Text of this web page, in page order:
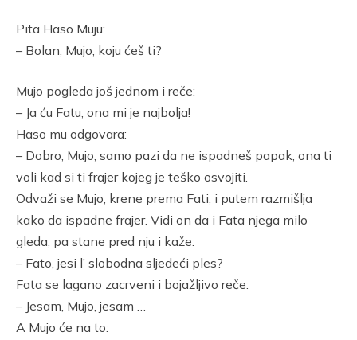
Pita Haso Muju:
– Bolan, Mujo, koju ćeš ti?
Mujo pogleda još jednom i reče:
– Ja ću Fatu, ona mi je najbolja!
Haso mu odgovara:
– Dobro, Mujo, samo pazi da ne ispadneš papak, ona ti
voli kad si ti frajer kojeg je teško osvojiti.
Odvaži se Mujo, krene prema Fati, i putem razmišlja
kako da ispadne frajer. Vidi on da i Fata njega milo
gleda, pa stane pred nju i kaže:
– Fato, jesi l’ slobodna sljedeći ples?
Fata se lagano zacrveni i bojažljivo reče:
– Jesam, Mujo, jesam …
A Mujo će na to: